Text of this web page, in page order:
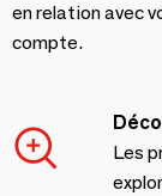
en relation avec
compte.
Les